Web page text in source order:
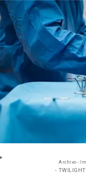
Archivo -
-